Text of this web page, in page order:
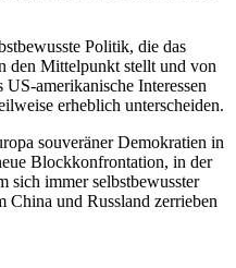
Politik, die das
den Mittelpunkt stellt und von
amerikanische Interessen
erheblich unterscheiden.
souveräner Demokratien in
Blockkonfrontation, in der
sich immer selbstbewusster
China und Russland zerrieben